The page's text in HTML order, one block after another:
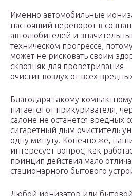
Именно автомобильные
настоящий переворот в
автолюбителей и
техническом прогрессе,
может не рисковать своим
сквозняк для проветривания
очистит воздух от всех
Благодаря такому
питается от прикуривателя,
салоне не останется вредных
сигаретный дым очиститель
одну минуту. Конечно же,
интересует вопрос, как
принцип действия мало
стационарного бытового
Любой ионизатор или